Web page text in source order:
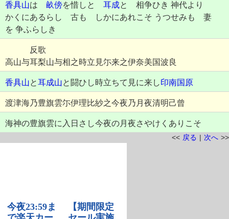
香具山は 畝傍を惜しと 耳成と 相争ひき 神代より
かくにあるらし 古も しかにあれこそ うつせみも 妻
を 争ふらしき
反歌
高山与耳梨山与相之時立見尓来之伊奈美国波良
香具山と耳成山と闘ひし時立ちて見に来し印南国原
渡津海乃豊旗雲尓伊理比紗之今夜乃月夜清明己曾
海神の豊旗雲に入日さし今夜の月夜さやけくありこそ
<< 戻る 次へ >>